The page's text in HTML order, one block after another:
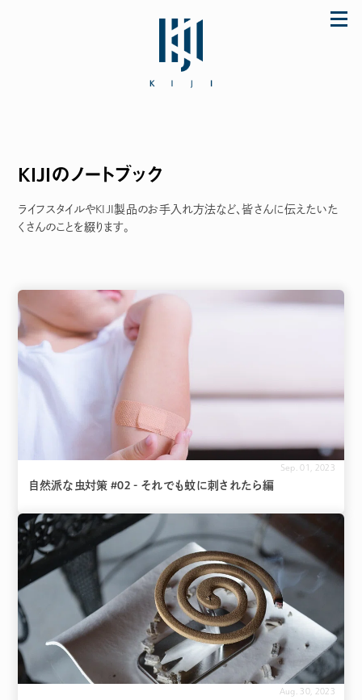
「初めてなのに上手に使えた♪」とママに大好
ストア store.KIJI.online へどうぞ。
KIJIのノートブック
ライフスタイルやKIJI製品のお手入れ方法など、皆さんに伝えたいた
くさんのことを綴ります。
Sep. 01, 2023
自然派な虫対策 #02 - それでも蚊に刺されたら編
Aug. 30, 2023